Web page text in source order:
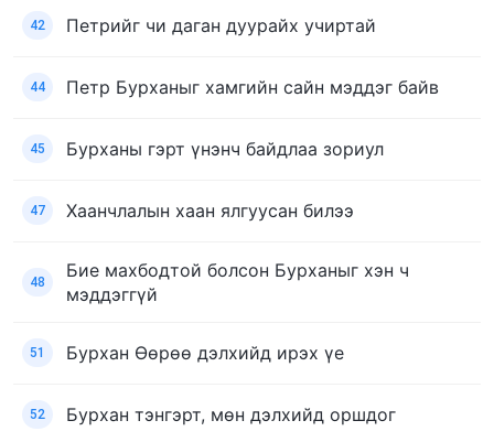
42 Петрийг чи даган дуурайх учиртай
44 Петр Бурханыг хамгийн сайн мэддэг байв
45 Бурханы гэрт үнэнч байдлаа зориул
47 Хаанчлалын хаан ялгуусан билээ
48
Бие махбодтой болсон Бурханыг хэн ч
мэддэггүй
51 Бурхан Өөрөө дэлхийд ирэх үе
52 Бурхан тэнгэрт, мѳн дэлхийд оршдог